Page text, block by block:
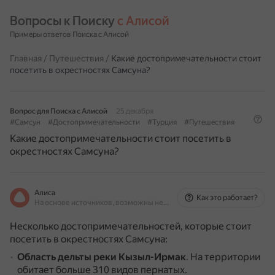
Вопросы к Поиску с Алисой
Примеры ответов Поиска с Алисой
Главная / Путешествия / Какие достопримечательности стоит
посетить в окрестностях Самсуна?
Вопрос для Поиска с Алисой
25 декабря
#Самсун
#Достопримечательности #Турция #Путешествия
Какие достопримечательности стоит посетить в
окрестностях Самсуна?
Алиса
На основе источников, возможны неточности
Как это работает?
Несколько достопримечательностей, которые стоит
посетить в окрестностях Самсуна:
Область дельты реки Кызыл-Ирмак. На территории
обитает больше 310 видов пернатых.